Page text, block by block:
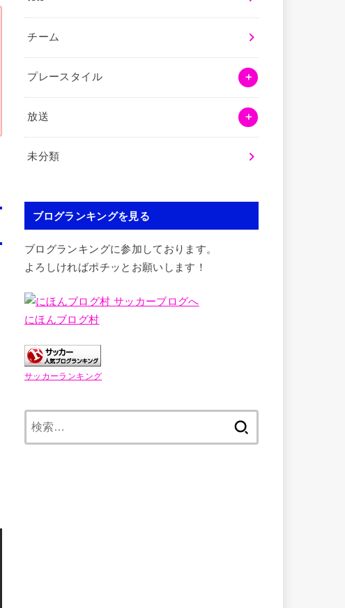
チーム
プレースタイル
放送
未分類
ブログランキングを見る
ブログランキングに参加しております。
よろしければポチッとお願いします！
にほんブログ村
サッカーランキング